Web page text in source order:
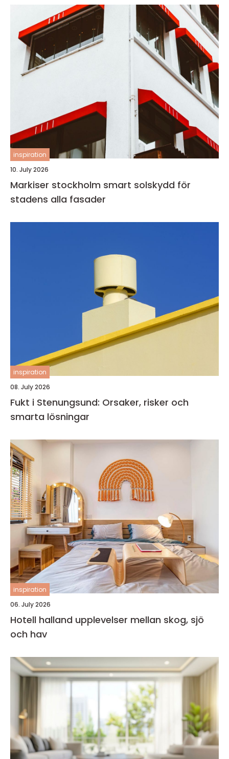
inspiration
10. July 2026
Markiser stockholm smart solskydd för
stadens alla fasader
inspiration
08. July 2026
Fukt i Stenungsund: Orsaker, risker och
smarta lösningar
inspiration
06. July 2026
Hotell halland upplevelser mellan skog, sjö
och hav